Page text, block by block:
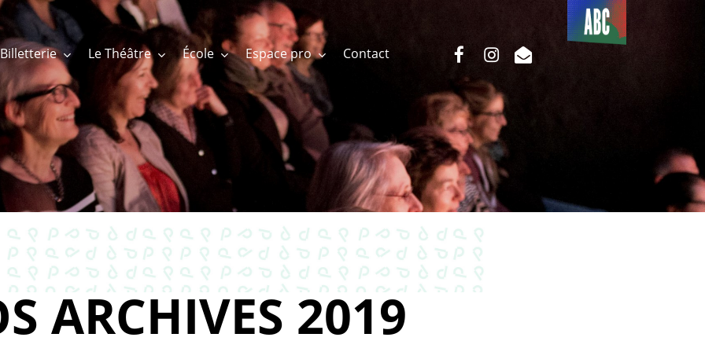
Billetterie Le Théâtre École Espace pro Contact
Du côté
de l’ABC
facebookinstagram
email
ARCHIVES 2019